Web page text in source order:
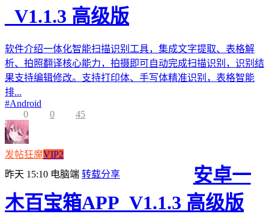
_V1.1.3 高级版
软件介绍一体化智能扫描识别工具，集成文字提取、表格解
析、拍照翻译核心能力，拍摄即可自动完成扫描识别，识别结
果支持编辑修改。支持打印体、手写体精准识别，表格智能
排...
#Android
0
0 45
发帖狂魔VIP2
昨天 15:10 电脑端 转载分享
安卓一
木百宝箱APP_V1.1.3 高级版